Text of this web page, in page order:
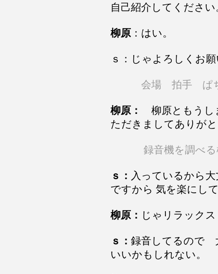
自己紹介してくださ
柳原 ：はい。
ｓ：じゃよろしくお
会場 拍手 ぱ
柳原：
柳原ともうし
ただきましてありが
録音機を調べ
ｓ： 入っているから
ですから 気を楽にし
柳原： じゃリラック
ｓ： 録音してるので
いいかもしれない。